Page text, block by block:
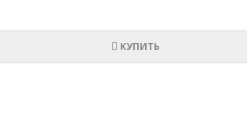
КУПИТЬ